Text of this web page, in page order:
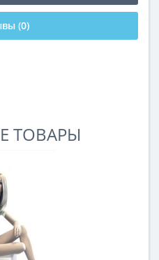
(0)
ТОВАРЫ